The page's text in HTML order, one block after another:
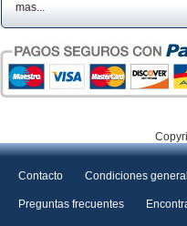
mas...
Contacto Condiciones
Preguntas frecuentes